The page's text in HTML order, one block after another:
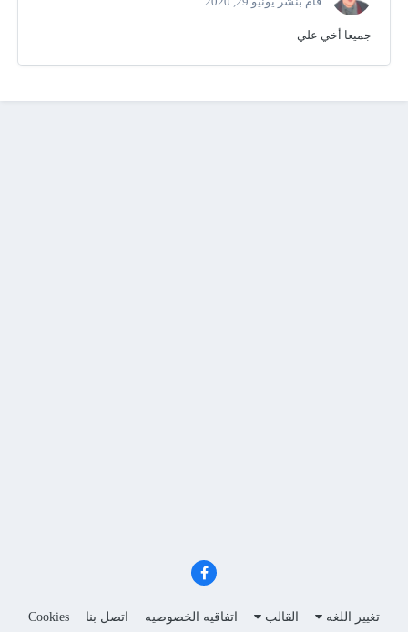
جميعا أخي علي
تغيير اللغه القالب اتفاقيه الخصوصيه اتصل بنا Cookies